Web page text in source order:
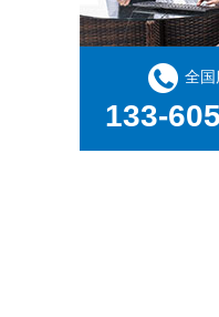
ASM-400单
黑龙江 工业除湿机
黑龙江pcb高低温
全
133-